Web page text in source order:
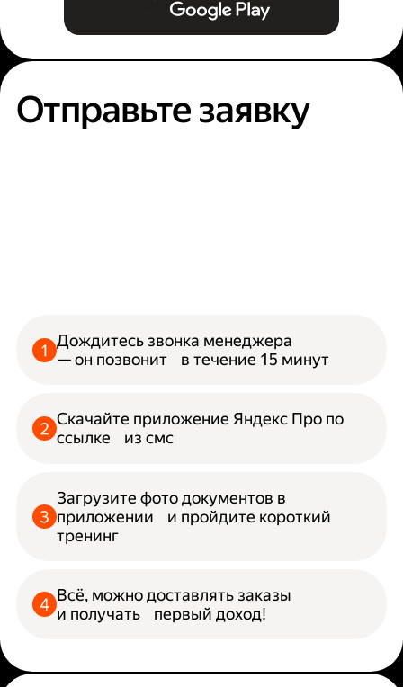
Отправьте заявку
Дождитесь звонка менеджера
— он позвонит в течение 15 минут
Скачайте приложение Яндекс Про по
ссылке из смс
Загрузите фото документов в
приложении и пройдите короткий
тренинг
Всё, можно доставлять заказы
и получать первый доход!